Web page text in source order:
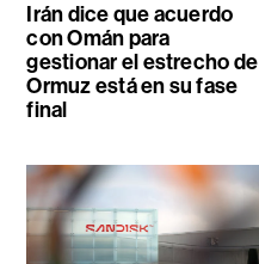
Irán dice que acuerdo
con Omán para
gestionar el estrecho de
Ormuz está en su fase
final